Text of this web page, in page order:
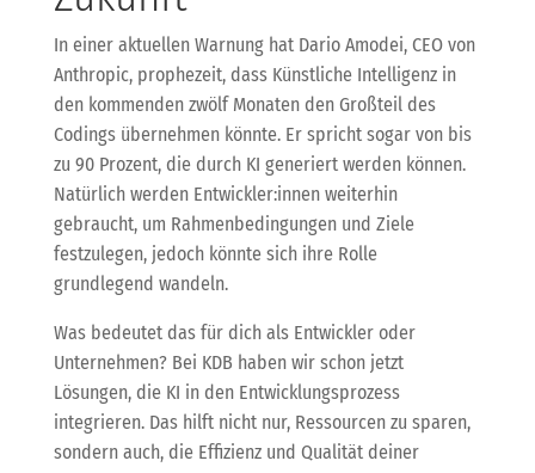
In einer aktuellen Warnung hat Dario Amodei, CEO von
Anthropic, prophezeit, dass Künstliche Intelligenz in
den kommenden zwölf Monaten den Großteil des
Codings übernehmen könnte. Er spricht sogar von bis
zu 90 Prozent, die durch KI generiert werden können.
Natürlich werden Entwickler:innen weiterhin
gebraucht, um Rahmenbedingungen und Ziele
festzulegen, jedoch könnte sich ihre Rolle
grundlegend wandeln.
Was bedeutet das für dich als Entwickler oder
Unternehmen? Bei KDB haben wir schon jetzt
Lösungen, die KI in den Entwicklungsprozess
integrieren. Das hilft nicht nur, Ressourcen zu sparen,
sondern auch, die Effizienz und Qualität deiner